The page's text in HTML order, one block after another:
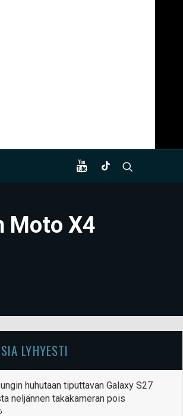
Moto X4
LYHYESTI
huhutaan tiputtavan Galaxy S27
neljännen takakameran pois